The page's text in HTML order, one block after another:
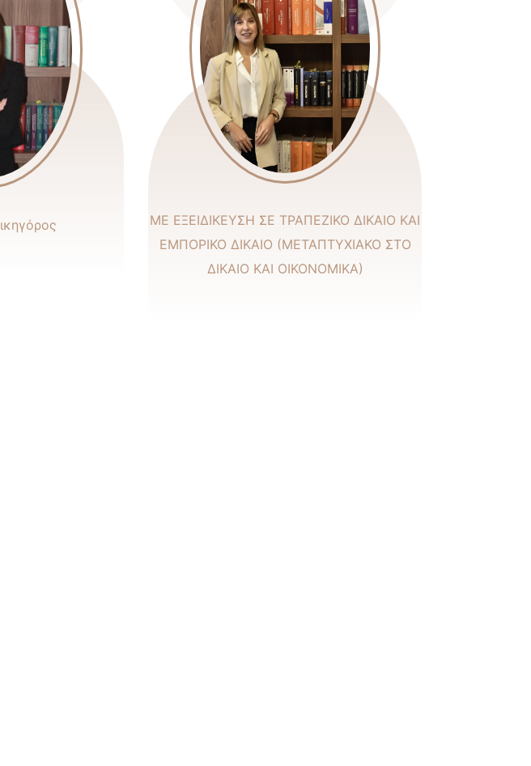
ΜΕ ΕΞΕΙΔΙΚΕΥΣΗ ΣΕ ΤΡΑΠΕΖΙΚΟ ΔΙΚΑΙΟ ΚΑΙ
ΕΜΠΟΡΙΚΟ ΔΙΚΑΙΟ (ΜΕΤΑΠΤΥΧΙΑΚΟ ΣΤΟ
ΔΙΚΑΙΟ ΚΑΙ ΟΙΚΟΝΟΜΙΚΑ)